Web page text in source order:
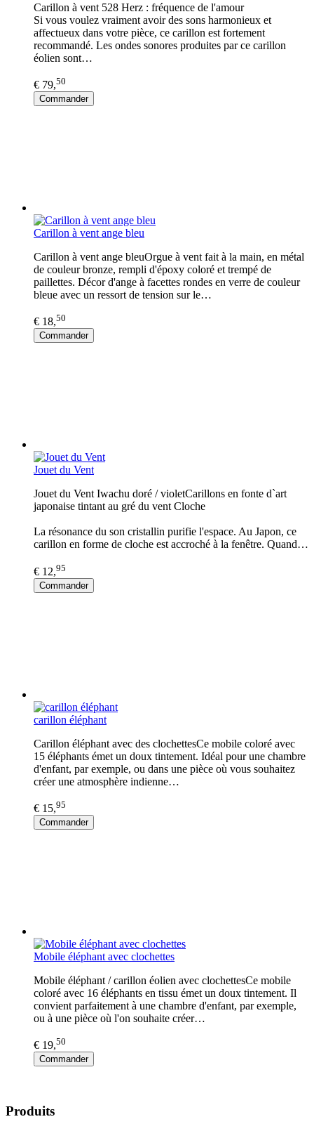
Carillon à vent 528 Herz : fréquence de l'amour
Si vous voulez vraiment avoir des sons harmonieux et
affectueux dans votre pièce, ce carillon est fortement
recommandé. Les ondes sonores produites par ce carillon
éolien sont…
€ 79,50
Commander
Carillon à vent ange bleu
Carillon à vent ange bleuOrgue à vent fait à la main, en métal
de couleur bronze, rempli d'époxy coloré et trempé de
paillettes. Décor d'ange à facettes rondes en verre de couleur
bleue avec un ressort de tension sur le…
€ 18,50
Commander
Jouet du Vent
Jouet du Vent Iwachu doré / violetCarillons en fonte d`art
japonaise tintant au gré du vent Cloche
La résonance du son cristallin purifie l'espace. Au Japon, ce
carillon en forme de cloche est accroché à la fenêtre. Quand…
€ 12,95
Commander
carillon éléphant
Carillon éléphant avec des clochettesCe mobile coloré avec
15 éléphants émet un doux tintement. Idéal pour une chambre
d'enfant, par exemple, ou dans une pièce où vous souhaitez
créer une atmosphère indienne…
€ 15,95
Commander
Mobile éléphant avec clochettes
Mobile éléphant / carillon éolien avec clochettesCe mobile
coloré avec 16 éléphants en tissu émet un doux tintement. Il
convient parfaitement à une chambre d'enfant, par exemple,
ou à une pièce où l'on souhaite créer…
€ 19,50
Commander
Produits